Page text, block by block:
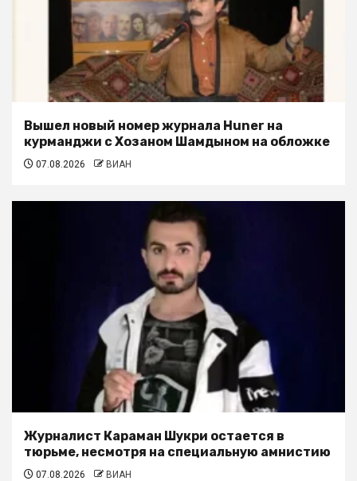
Вышел новый номер журнала Huner на
курманджи с Хозаном Шамдыном на обложке
07.08.2026 ВИАН
Журналист Караман Шукри остается в
тюрьме, несмотря на специальную амнистию
07.08.2026 ВИАН